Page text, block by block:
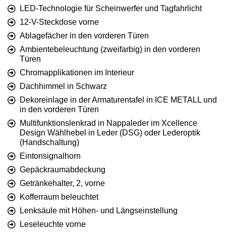
LED-Technologie für Scheinwerfer und Tagfahrlicht
12-V-Steckdose vorne
Ablagefächer in den vorderen Türen
Ambientebeleuchtung (zweifarbig) in den vorderen
Türen
Chromapplikationen im Interieur
Dachhimmel in Schwarz
Dekoreinlage in der Armaturentafel in ICE METALL und
in den vorderen Türen
Multifunktionslenkrad in Nappaleder im Xcellence
Design Wählhebel in Leder (DSG) oder Lederoptik
(Handschaltung)
Eintonsignalhorn
Gepäckraumabdeckung
Getränkehalter, 2, vorne
Kofferraum beleuchtet
Lenksäule mit Höhen- und Längseinstellung
Leseleuchte vorne